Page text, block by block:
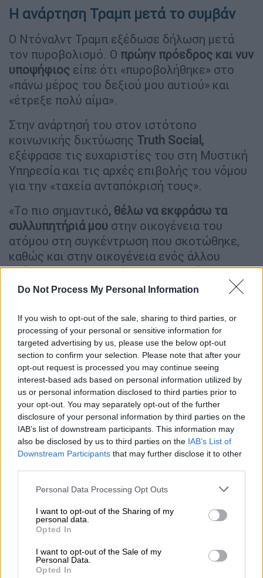
Do Not Process My Personal Information
If you wish to opt-out of the sale, sharing to third parties, or
processing of your personal or sensitive information for
targeted advertising by us, please use the below opt-out
section to confirm your selection. Please note that after your
opt-out request is processed you may continue seeing
interest-based ads based on personal information utilized by
us or personal information disclosed to third parties prior to
your opt-out. You may separately opt-out of the further
disclosure of your personal information by third parties on the
IAB’s list of downstream participants. This information may
also be disclosed by us to third parties on the IAB’s List of
Downstream Participants that may further disclose it to other
Please note that this website/app uses one or more Google
not limited to your visit or usage behaviour. You may click to
grant or deny consent to Google and its third-party tags to
use your data for below specified purposes in below Google
consent section.
Personal Data Processing Opt Outs
I want to opt-out of the Sharing of my
personal data.
Opted In
I want to opt-out of the Sale of my
Personal Data.
Opted In
Η ανάρτηση Τραμπ μετά το συμβάν
Ο Ντόναλντ Τραμπ εξέδωσε δήλωση μετά
τον πυροβολισμό. Ο πρώην πρόεδρος και νυν
υποψήφιος είπε ότι «πυροβολήθηκε» στο
«πάνω μέρος του δεξιού μου αυτιού» και
«έτρεξε πολύ αίμα».
Στην ανάρτησή του στον ιστότοπο
κοινωνικής δικτύωσης Truth Social,
εξέφρασε τις ευχαριστίες του στη Μυστική
Υπηρεσία και τις αρχές επιβολής του νόμου
για την «ταχεία ανταπόκρισή τους».
«Το πιο σημαντικό, θέλω να εκφράσω τα
συλλυπητήριά μου στην οικογένεια του
ατόμου στη συγκέντρωση που σκοτώθηκε,
καθώς και στην οικογένεια ενός άλλου
ατόμου που τραυματίστηκε σοβαρά».
ΟΤραμπσυνέχισε: «Είναι απίστευτο ότι μια
Τίποτα δεν είναι γνωστό αυτή τη στιγμή για
τον δράστη, ο οποίος είναι πλέον νεκρός.
Μεπυροβόλησαν, μια σφαίρα μου τρύπησε
το πάνω μέρος του δεξιού μου αυτιού.
Ήξερα αμέσως ότι κάτι δεν πήγαινε καλά
όταν άκουσα έναν ήχο, πυροβολισμούς και
αμέσως ένιωσα τη σφαίρα να σκίζει το
δέρμα.
"Έτρεξε πολύ αίμα, οπότε κατάλαβα τι
Επικοινωνία Μπάιντεν με Τραμπ
Ο αμερικανός πρόεδροςΤζο
Μπάιντενσυνομίλησε
με τον